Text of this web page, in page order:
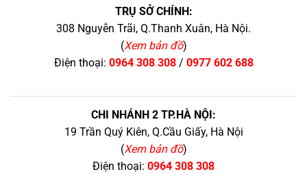
TRỤ SỞ CHÍNH:
308 Nguyễn Trãi, Q.Thanh Xuân, Hà Nội.
(Xem bản đồ)
Điện thoại: 0964 308 308/ 0977 602 688
CHI NHÁNH 2 TP.HÀ NỘI:
19 Trần Quý Kiên, Q.Cầu Giấy, Hà Nội
(Xem bản đồ)
Điện thoại: 0964 308 308